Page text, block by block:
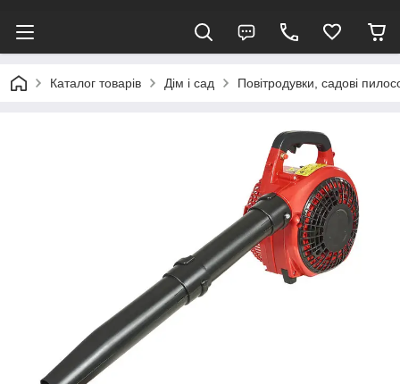
Каталог товарів Дім і сад Повітродувки, садові